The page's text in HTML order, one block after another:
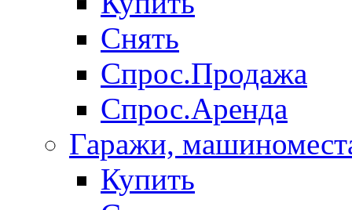
Снять
Спрос.Продажа
Спрос.Аренда
Гаражи,
Купить